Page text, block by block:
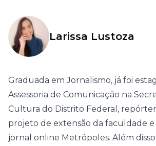
Larissa Lustoza
Graduada em Jornalismo, já foi
Assessoria de Comunicação na
Cultura do Distrito Federal,
projeto de extensão da faculdade e
jornal online Metrópoles. Além